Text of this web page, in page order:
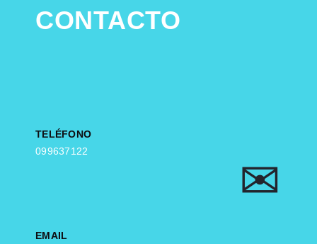
CONTACTO
TELÉFONO
099637122
EMAIL